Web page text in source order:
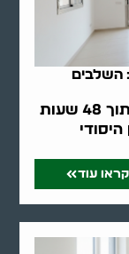
ב-48 שעות: השלבים
מדריך מקיף להכנת דירה למסירה תוך 48 שעות
קראו עוד